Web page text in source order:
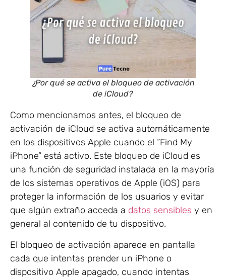
¿Por qué se activa el bloqueo de activación
de iCloud?
Como mencionamos antes, el bloqueo de
activación de iCloud se activa automáticamente
en los dispositivos Apple cuando el “Find My
iPhone” está activo. Este bloqueo de iCloud es
una función de seguridad instalada en la mayoría
de los sistemas operativos de Apple (iOS) para
proteger la información de los usuarios y evitar
que algún extraño acceda a datos sensibles y en
general al contenido de tu dispositivo.
El bloqueo de activación aparece en pantalla
cada que intentas prender un iPhone o
dispositivo Apple apagado, cuando intentas